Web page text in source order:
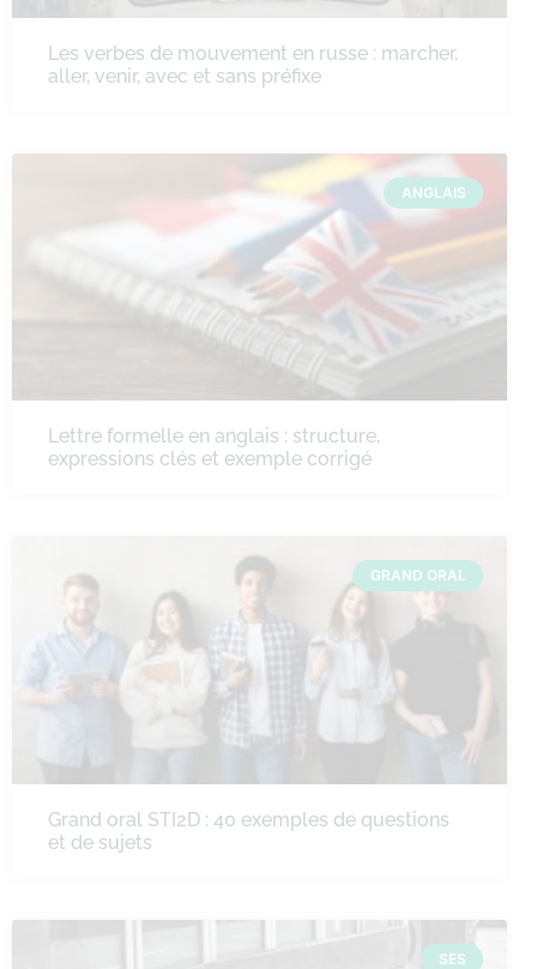
Les verbes de mouvement en russe : marcher,
aller, venir, avec et sans préfixe
ANGLAIS
Lettre formelle en anglais : structure,
expressions clés et exemple corrigé
GRAND ORAL
Grand oral STI2D : 40 exemples de questions
et de sujets
SES